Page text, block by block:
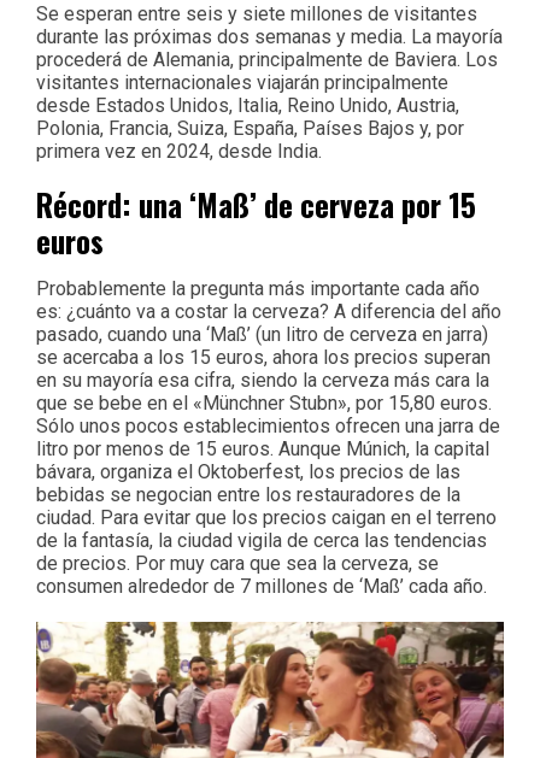
Se esperan entre seis y siete millones de visitantes
durante las próximas dos semanas y media. La mayoría
procederá de Alemania, principalmente de Baviera. Los
visitantes internacionales viajarán principalmente
desde Estados Unidos, Italia, Reino Unido, Austria,
Polonia, Francia, Suiza, España, Países Bajos y, por
primera vez en 2024, desde India.
Récord: una ‘Maß’ de cerveza por 15
euros
Probablemente la pregunta más importante cada año
es: ¿cuánto va a costar la cerveza? A diferencia del año
pasado, cuando una ‘Maß’ (un litro de cerveza en jarra)
se acercaba a los 15 euros, ahora los precios superan
en su mayoría esa cifra, siendo la cerveza más cara la
que se bebe en el «Münchner Stubn», por 15,80 euros.
Sólo unos pocos establecimientos ofrecen una jarra de
litro por menos de 15 euros. Aunque Múnich, la capital
bávara, organiza el Oktoberfest, los precios de las
bebidas se negocian entre los restauradores de la
ciudad. Para evitar que los precios caigan en el terreno
de la fantasía, la ciudad vigila de cerca las tendencias
de precios. Por muy cara que sea la cerveza, se
consumen alrededor de 7 millones de ‘Maß’ cada año.